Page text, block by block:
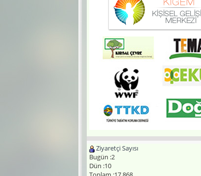
Ziyaretçi Sayısı
Bugün :2
Dün :10